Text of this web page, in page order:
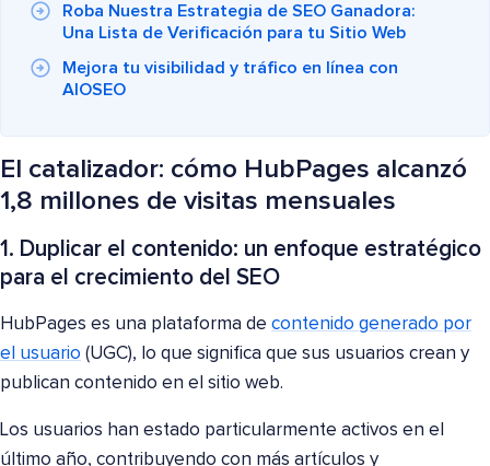
Roba Nuestra Estrategia de SEO Ganadora:
Una Lista de Verificación para tu Sitio Web
Mejora tu visibilidad y tráfico en línea con
AIOSEO
El catalizador: cómo HubPages alcanzó
1,8 millones de visitas mensuales
1. Duplicar el contenido: un enfoque estratégico
para el crecimiento del SEO
HubPages es una plataforma de contenido generado por
el usuario (UGC), lo que significa que sus usuarios crean y
publican contenido en el sitio web.
Los usuarios han estado particularmente activos en el
último año, contribuyendo con más artículos y